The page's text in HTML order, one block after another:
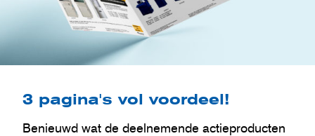
3 pagina's vol voordeel!
Benieuwd wat de deelnemende actieproducten